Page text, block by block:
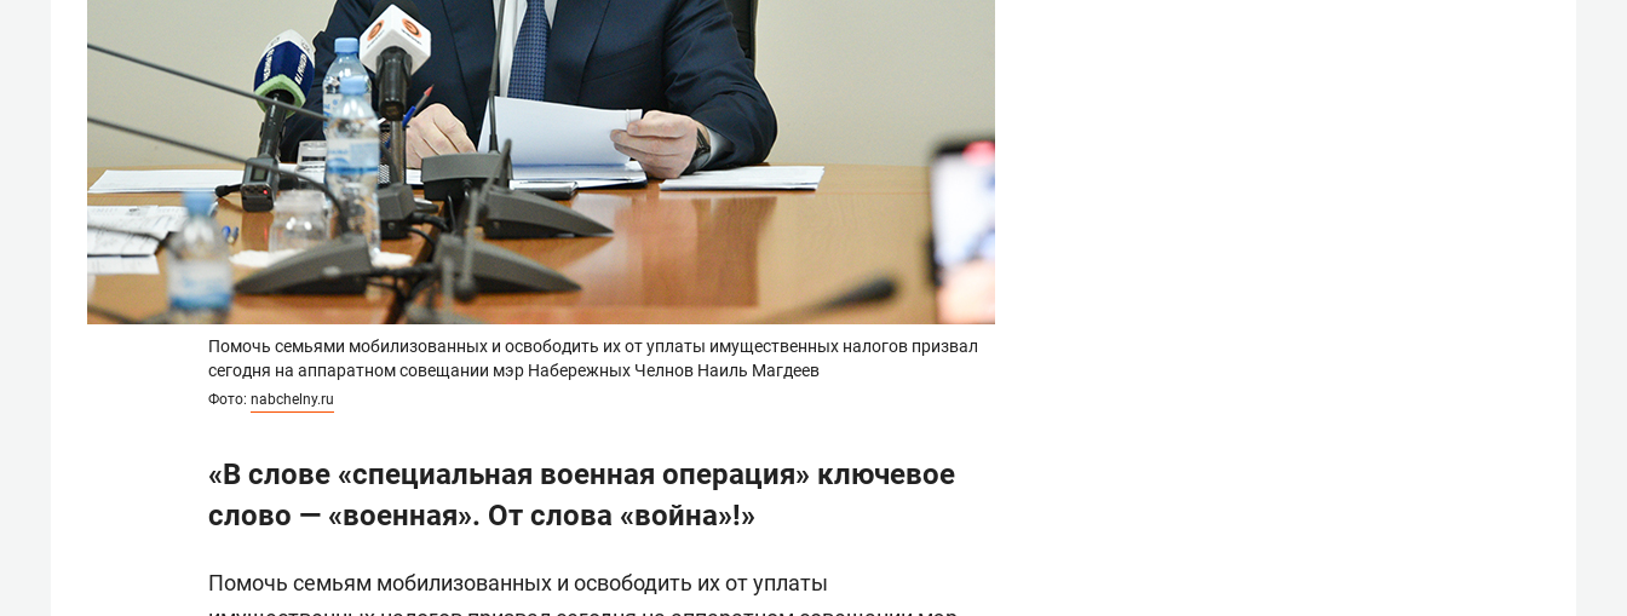
Помочь семьями мобилизованных и освободить их от уплаты имущественных налогов призвал
сегодня на аппаратном совещании мэр Набережных Челнов Наиль Магдеев
Фото: nabchelny.ru
«В слове «специальная военная операция» ключевое
слово — «военная». От слова «война»!»
Помочь семьям мобилизованных и освободить их от уплаты